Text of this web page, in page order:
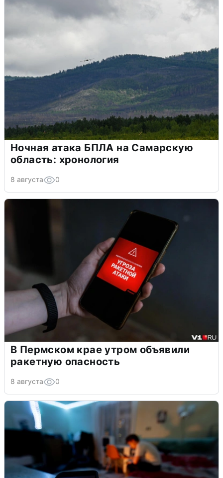
Ночная атака БПЛА на Самарскую
область: хронология
8 августа 0
В Пермском крае утром объявили
ракетную опасность
8 августа 0